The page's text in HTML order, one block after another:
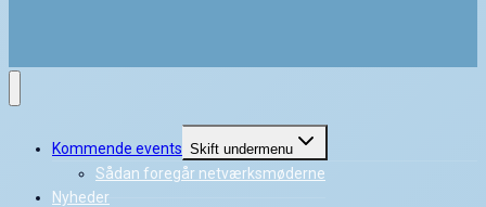
Kommende events Skift undermenu
Sådan foregår netværksmøderne
Nyheder